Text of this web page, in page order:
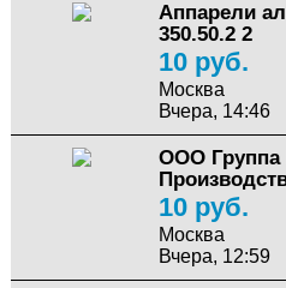
Аппарели
350.50.2 2
10 руб.
Москва
Вчера, 14:46
ООО Группа
10 руб.
Москва
Вчера, 12:59